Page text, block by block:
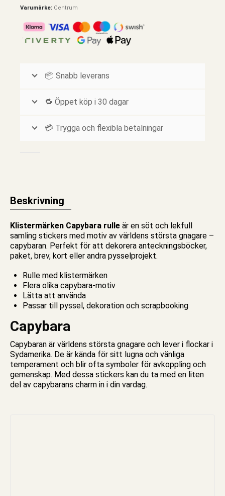
Varumärke: Centrum
📦 Snabb leverans
🔁 Öppet köp i 30 dagar
💳 Trygga och flexibla betalningar
Beskrivning
Klistermärken Capybara rulle är en söt och lekfull
samling stickers med motiv av världens största gnagare –
capybaran. Perfekt för att dekorera anteckningsböcker,
paket, brev, kort eller andra pysselprojekt.
Rulle med klistermärken
Flera olika capybara-motiv
Lätta att använda
Passar till pyssel, dekoration och scrapbooking
Capybara
Capybaran är världens största gnagare och lever i flockar i
Sydamerika. De är kända för sitt lugna och vänliga
temperament och blir ofta symboler för avkoppling och
gemenskap. Med dessa stickers kan du ta med en liten
del av capybarans charm in i din vardag.